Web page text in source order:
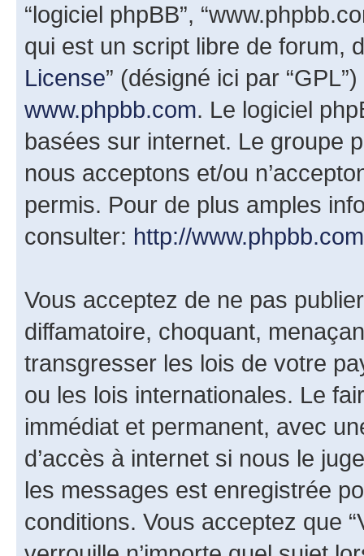
“logiciel phpBB”,
qui est un script libre de forum,
License” (désigné ici par
www.phpbb.com. Le logiciel
basées sur internet. Le groupe
nous acceptons et/ou
permis. Pour de plus amples
consulter: http://
Vous acceptez de ne pas
diffamatoire, choquant,
transgresser les lois de votre
ou les lois internationales. Le
immédiat et permanent, avec
d’accès à internet si nous le
les messages est enregistrée
conditions. Vous acceptez que